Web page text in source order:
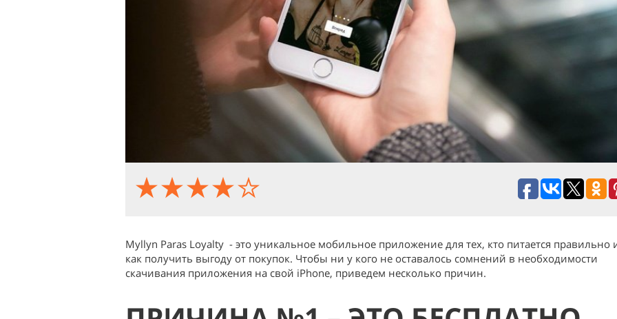
Myllyn Paras Loyalty - это уникальное мобильное приложение для тех, кто питается правильно
как получить выгоду от покупок. Чтобы ни у кого не оставалось сомнений в необходимости
скачивания приложения на свой iPhone, приведем несколько причин.